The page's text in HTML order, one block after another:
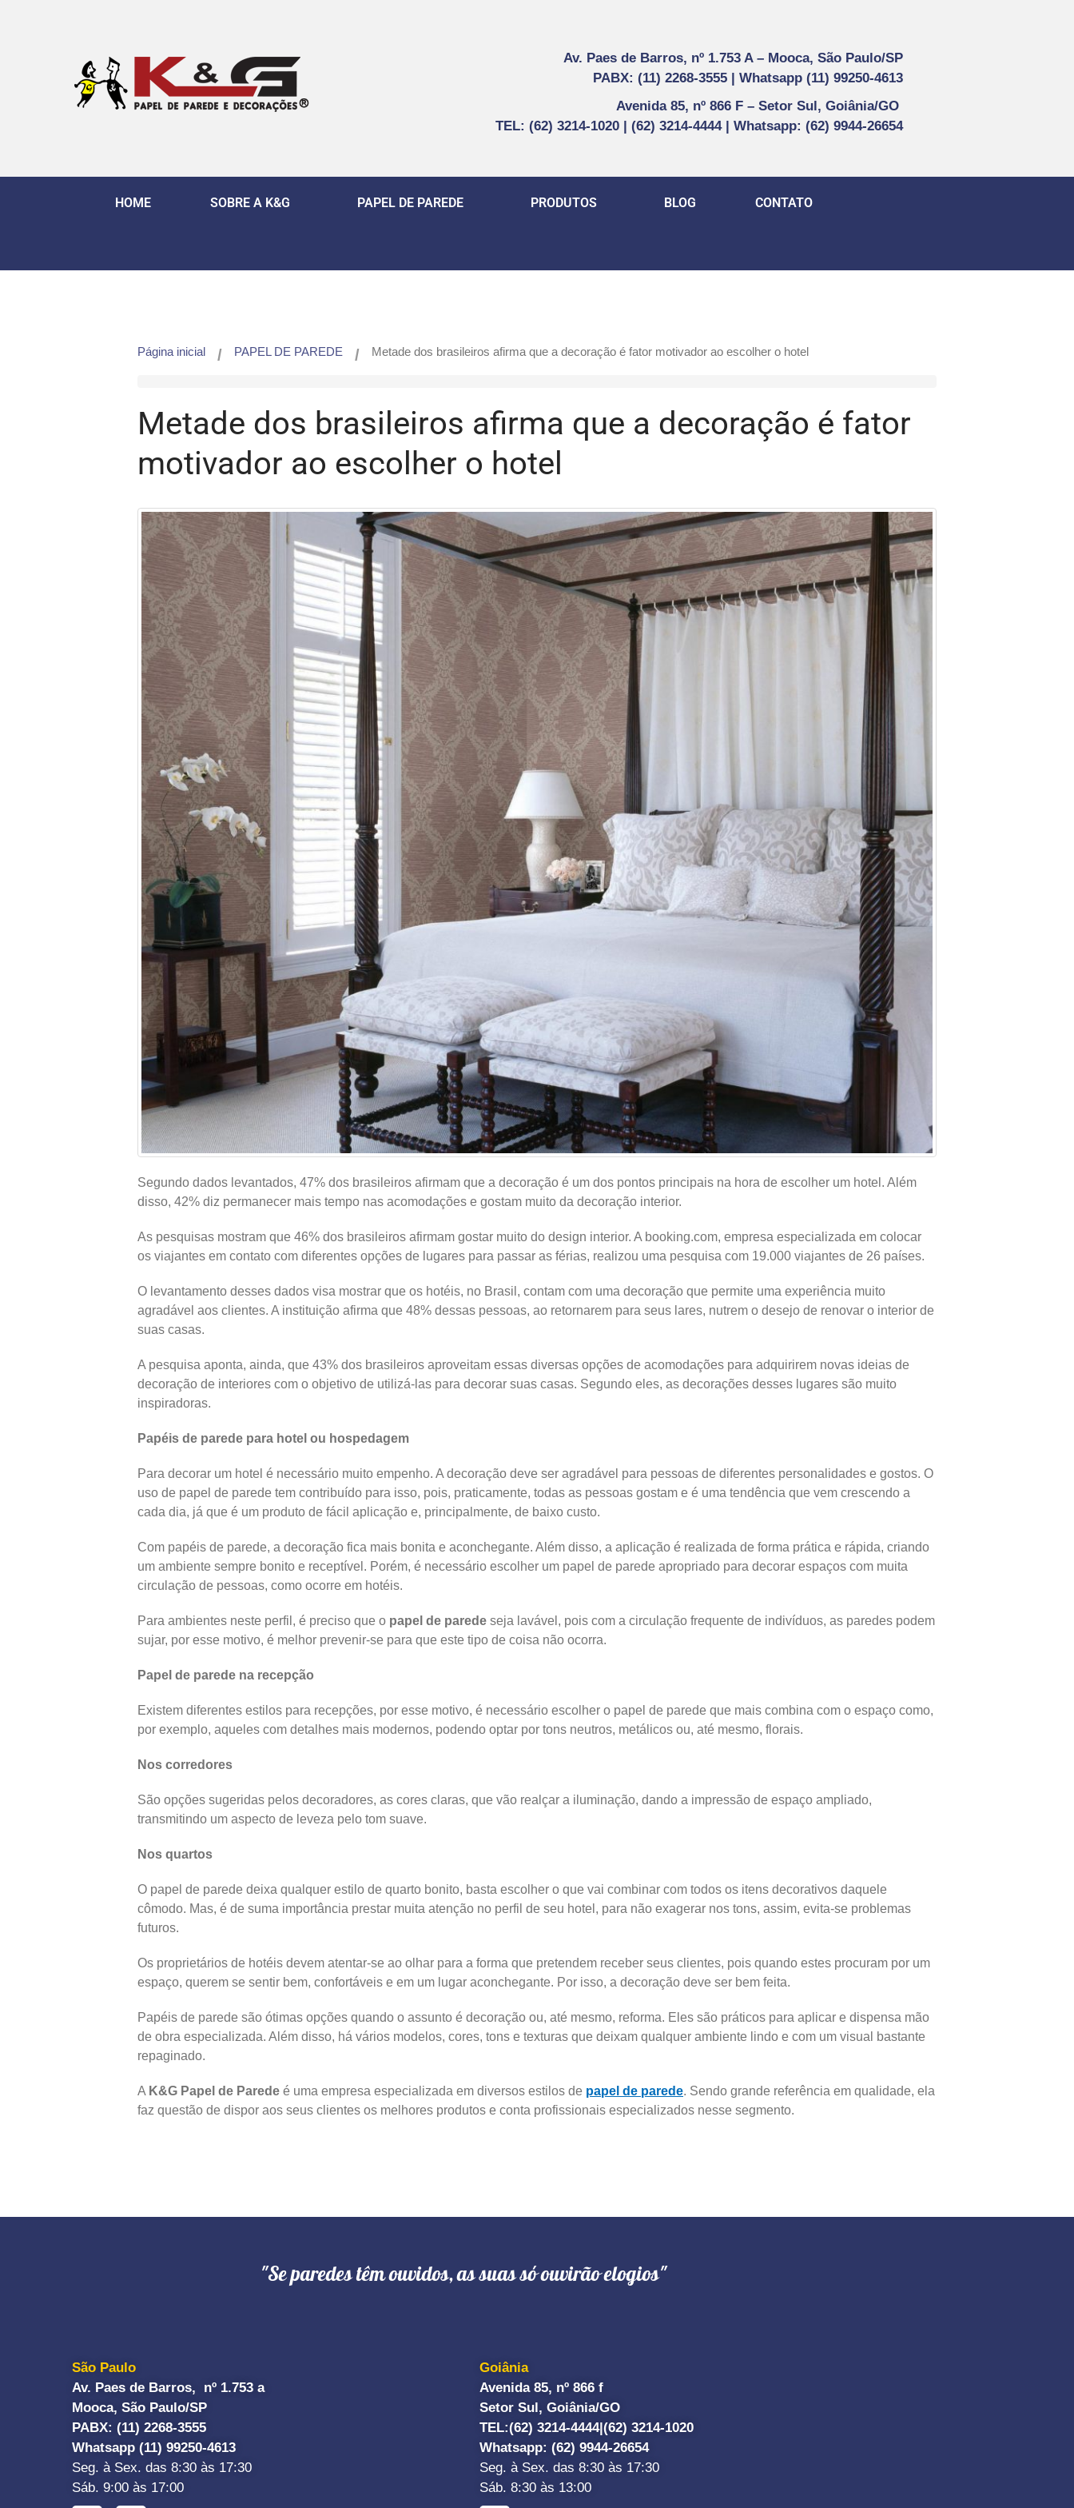
Av. Paes de Barros, nº 1.753 A – Mooca, São Paulo/SP
PABX: (11) 2268-3555 | Whatsapp (11) 99250-4613
Avenida 85, nº 866 F – Setor Sul, Goiânia/GO
TEL: (62) 3214-1020 | (62) 3214-4444 | Whatsapp: (62) 9944-26654
HOME SOBRE A K&G PAPEL DE PAREDE PRODUTOS BLOG CONTATO
Página inicial / PAPEL DE PAREDE / Metade dos brasileiros afirma que a decoração é fator motivador ao escolher o hotel
Metade dos brasileiros afirma que a decoração é fator
motivador ao escolher o hotel
Segundo dados levantados, 47% dos brasileiros afirmam que a decoração é um dos pontos principais na hora de escolher um hotel. Além
disso, 42% diz permanecer mais tempo nas acomodações e gostam muito da decoração interior.
As pesquisas mostram que 46% dos brasileiros afirmam gostar muito do design interior. A booking.com, empresa especializada em colocar
os viajantes em contato com diferentes opções de lugares para passar as férias, realizou uma pesquisa com 19.000 viajantes de 26 países.
O levantamento desses dados visa mostrar que os hotéis, no Brasil, contam com uma decoração que permite uma experiência muito
agradável aos clientes. A instituição afirma que 48% dessas pessoas, ao retornarem para seus lares, nutrem o desejo de renovar o interior de
suas casas.
A pesquisa aponta, ainda, que 43% dos brasileiros aproveitam essas diversas opções de acomodações para adquirirem novas ideias de
decoração de interiores com o objetivo de utilizá-las para decorar suas casas. Segundo eles, as decorações desses lugares são muito
inspiradoras.
Papéis de parede para hotel ou hospedagem
Para decorar um hotel é necessário muito empenho. A decoração deve ser agradável para pessoas de diferentes personalidades e gostos. O
uso de papel de parede tem contribuído para isso, pois, praticamente, todas as pessoas gostam e é uma tendência que vem crescendo a
cada dia, já que é um produto de fácil aplicação e, principalmente, de baixo custo.
Com papéis de parede, a decoração fica mais bonita e aconchegante. Além disso, a aplicação é realizada de forma prática e rápida, criando
um ambiente sempre bonito e receptível. Porém, é necessário escolher um papel de parede apropriado para decorar espaços com muita
circulação de pessoas, como ocorre em hotéis.
Para ambientes neste perfil, é preciso que o papel de parede seja lavável, pois com a circulação frequente de indivíduos, as paredes podem
sujar, por esse motivo, é melhor prevenir-se para que este tipo de coisa não ocorra.
Papel de parede na recepção
Existem diferentes estilos para recepções, por esse motivo, é necessário escolher o papel de parede que mais combina com o espaço como,
por exemplo, aqueles com detalhes mais modernos, podendo optar por tons neutros, metálicos ou, até mesmo, florais.
Nos corredores
São opções sugeridas pelos decoradores, as cores claras, que vão realçar a iluminação, dando a impressão de espaço ampliado,
transmitindo um aspecto de leveza pelo tom suave.
Nos quartos
O papel de parede deixa qualquer estilo de quarto bonito, basta escolher o que vai combinar com todos os itens decorativos daquele
cômodo. Mas, é de suma importância prestar muita atenção no perfil de seu hotel, para não exagerar nos tons, assim, evita-se problemas
futuros.
Os proprietários de hotéis devem atentar-se ao olhar para a forma que pretendem receber seus clientes, pois quando estes procuram por um
espaço, querem se sentir bem, confortáveis e em um lugar aconchegante. Por isso, a decoração deve ser bem feita.
Papéis de parede são ótimas opções quando o assunto é decoração ou, até mesmo, reforma. Eles são práticos para aplicar e dispensa mão
de obra especializada. Além disso, há vários modelos, cores, tons e texturas que deixam qualquer ambiente lindo e com um visual bastante
repaginado.
A K&G Papel de Parede é uma empresa especializada em diversos estilos de papel de parede. Sendo grande referência em qualidade, ela
faz questão de dispor aos seus clientes os melhores produtos e conta profissionais especializados nesse segmento.
"Se paredes têm ouvidos, as suas só ouvirão elogios"
São Paulo
Av. Paes de Barros, nº 1.753 a
Mooca, São Paulo/SP
PABX: (11) 2268-3555
Whatsapp (11) 99250-4613
Seg. à Sex. das 8:30 às 17:30
Sáb. 9:00 às 17:00
Goiânia
Avenida 85, nº 866 f
Setor Sul, Goiânia/GO
TEL:(62) 3214-4444|(62) 3214-1020
Whatsapp: (62) 9944-26654
Seg. à Sex. das 8:30 às 17:30
Sáb. 8:30 às 13:00